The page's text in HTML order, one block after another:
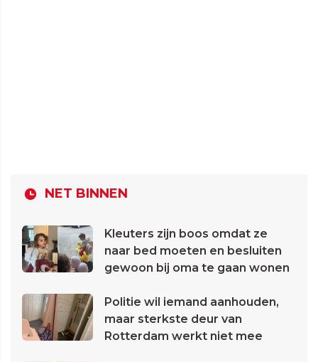
NET BINNEN
Kleuters zijn boos omdat ze
naar bed moeten en besluiten
gewoon bij oma te gaan wonen
Politie wil iemand aanhouden,
maar sterkste deur van
Rotterdam werkt niet mee